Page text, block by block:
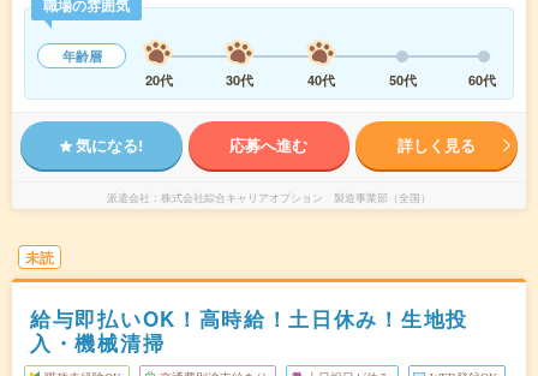
職場の雰囲気
年齢層
20代
30代 40代 50代 60代
気になる! 応募へ進む 詳しく見る
派遣会社 株式会社綜合キャリアオプション 製造事業部（全国）
未読
給与即払いOK！高時給！土日休み！生地投
入・機械清掃